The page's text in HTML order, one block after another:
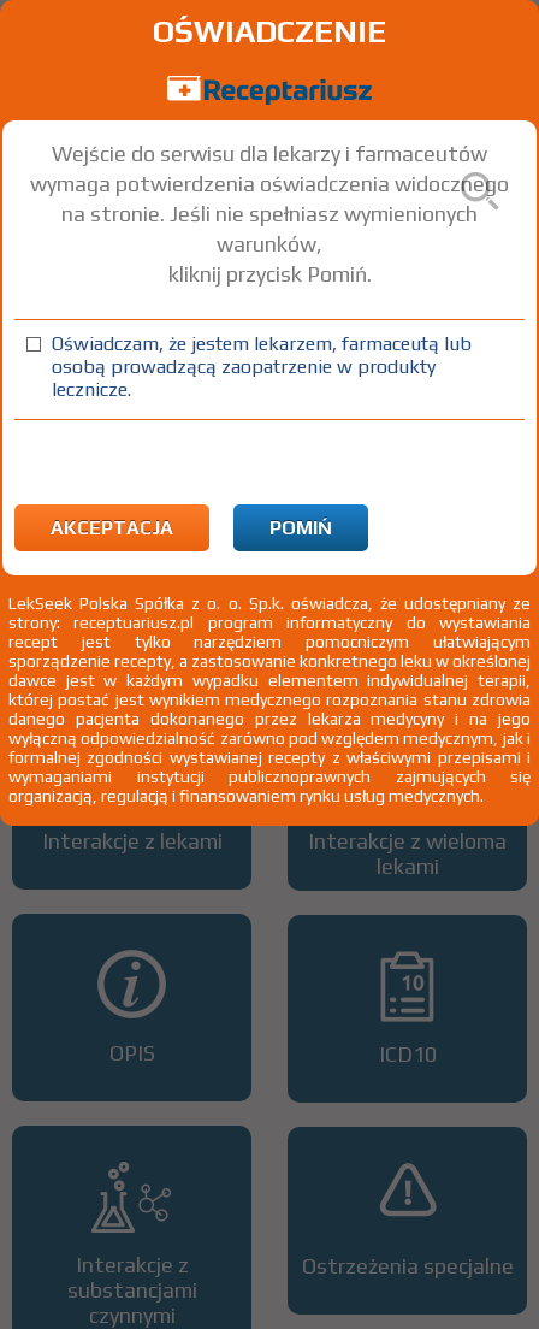
Memantine Vipharm
Memantine hydrochloride
tabl. 20 mg 28 szt. Doustnie
100%
Wszystkie dawki leku
Interakcje z lekami
OPIS
Interakcje z
substancjami
czynnymi
ATC
Interakcje z wieloma
lekami
ICD10
Ostrzeżenia specjalne
OŚWIADCZENIE
Wejście do serwisu dla lekarzy i farmaceutów
wymaga potwierdzenia oświadczenia widocznego
na stronie. Jeśli nie spełniasz wymienionych
warunków,
kliknij przycisk Pomiń.
Oświadczam, że jestem lekarzem, farmaceutą lub
osobą prowadzącą zaopatrzenie w produkty
lecznicze.
AKCEPTACJA POMIŃ
LekSeek Polska Spółka z o. o. Sp.k. oświadcza, że udostępniany ze
strony: receptuariusz.pl program informatyczny do wystawiania
recept jest tylko narzędziem pomocniczym ułatwiającym
sporządzenie recepty, a zastosowanie konkretnego leku w określonej
dawce jest w każdym wypadku elementem indywidualnej terapii,
której postać jest wynikiem medycznego rozpoznania stanu zdrowia
danego pacjenta dokonanego przez lekarza medycyny i na jego
wyłączną odpowiedzialność zarówno pod względem medycznym, jak i
formalnej zgodności wystawianej recepty z właściwymi przepisami i
wymaganiami instytucji publicznoprawnych zajmujących się
organizacją, regulacją i finansowaniem rynku usług medycznych.